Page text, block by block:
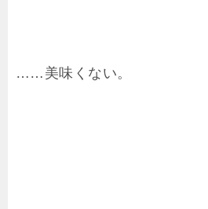
……美味くない。